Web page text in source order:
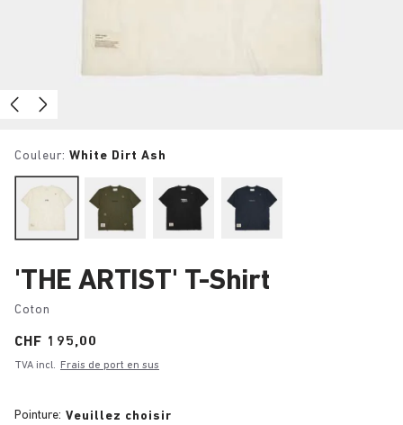
Couleur: White Dirt Ash
'THE ARTIST' T-Shirt
Coton
Price:
CHF 195,00
TVA incl. Frais de port en sus
Pointure: Veuillez choisir